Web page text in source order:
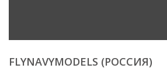
FLYNAVYMODELS (РОССИЯ)